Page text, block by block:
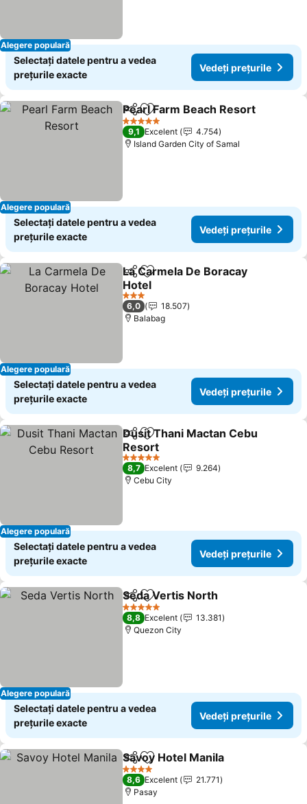
Alegere populară
Selectați datele pentru a vedea
prețurile exacte
Vedeți prețurile
Alegere populară
DistribuițiAdăugaţi la favorite
Pearl Farm Beach Resort
5 Stele
9,1 Excelent
4.754
Island Garden City of Samal
Selectați datele pentru a vedea
prețurile exacte
Vedeți prețurile
Alegere populară
DistribuițiAdăugaţi la favorite
La Carmela De Boracay
Hotel
3 Stele
6,0
18.507
Balabag
Selectați datele pentru a vedea
prețurile exacte
Vedeți prețurile
Alegere populară
DistribuițiAdăugaţi la favorite
Dusit Thani Mactan Cebu
Resort
5 Stele
8,7 Excelent
9.264
Cebu City
Selectați datele pentru a vedea
prețurile exacte
Vedeți prețurile
Alegere populară
DistribuițiAdăugaţi la favorite
Seda Vertis North
5 Stele
8,8 Excelent
13.381
Quezon City
Selectați datele pentru a vedea
prețurile exacte
Vedeți prețurile
DistribuițiAdăugaţi la favorite
Savoy Hotel Manila
4 Stele
8,6 Excelent
21.771
Pasay